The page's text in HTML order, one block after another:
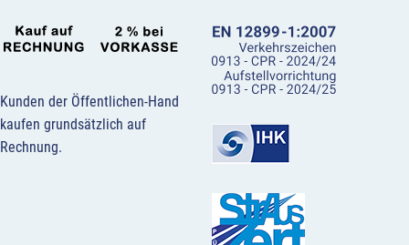
Kunden der Öffentlichen-Hand
kaufen grundsätzlich auf
Rechnung.